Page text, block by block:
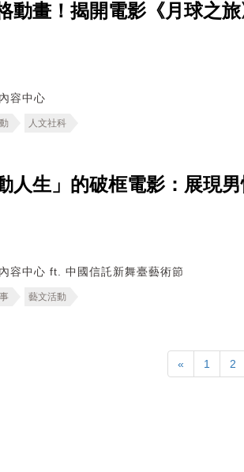
動畫！揭開電影《月球之
容中心
人文社科
人生」的破框電影：展現
容中心 ft. 中國信託新舞臺藝術節
藝文活動
« 1 2